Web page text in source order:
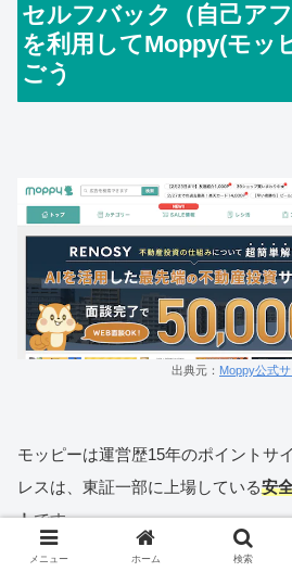
セルフバック（自己ア
を利用してMoppy(モッ
ごう
出典元： Moppy公式サ
モッピーは運営歴15年のポイントサ
レスは、東証一部に上場している安
トです。
メニュー ホーム 検索